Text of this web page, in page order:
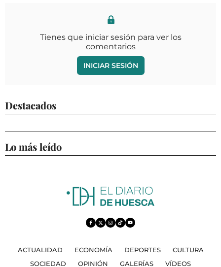
Tienes que iniciar sesión para ver los
comentarios
INICIAR SESIÓN
Destacados
Lo más leído
ACTUALIDAD ECONOMÍA DEPORTES
CULTURA
SOCIEDAD
OPINIÓN GALERÍAS VÍDEOS